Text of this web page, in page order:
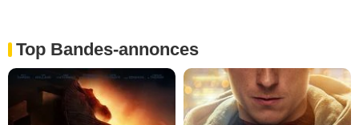
Top Bandes-annonces